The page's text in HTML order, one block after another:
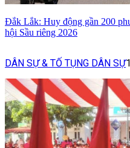
Đắk Lắk: Huy động gần 200
hội Sầu riêng 2026
DÂN SỰ & TỐ TỤNG DÂN SỰ